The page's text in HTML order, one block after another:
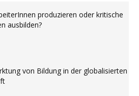
produzieren oder kritische
ausbilden?
von Bildung in der globalisierten